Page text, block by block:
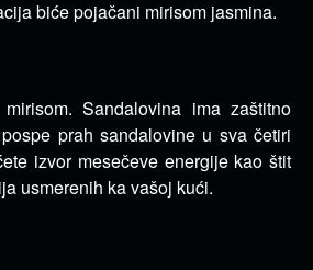
biće pojačani mirisom jasmina.
Sandalovina ima zaštitno
prah sandalovine u sva četiri
izvor mesečeve energije kao štit
usmerenih ka vašoj kući.